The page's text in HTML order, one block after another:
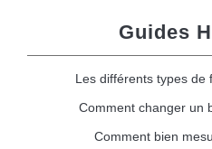
Guides
Les différents types de
Comment changer un
Comment bien